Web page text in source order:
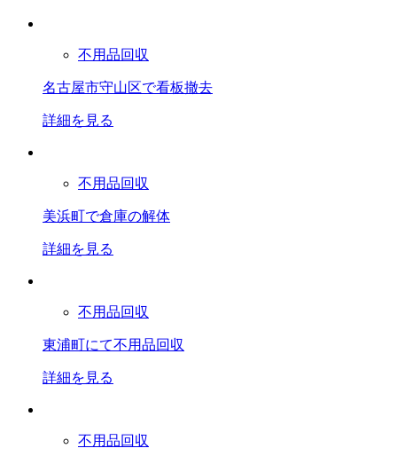
不用品回収
名古屋市守山区で看板撤去
詳細を見る
不用品回収
美浜町で倉庫の解体
詳細を見る
不用品回収
東浦町にて不用品回収
詳細を見る
不用品回収